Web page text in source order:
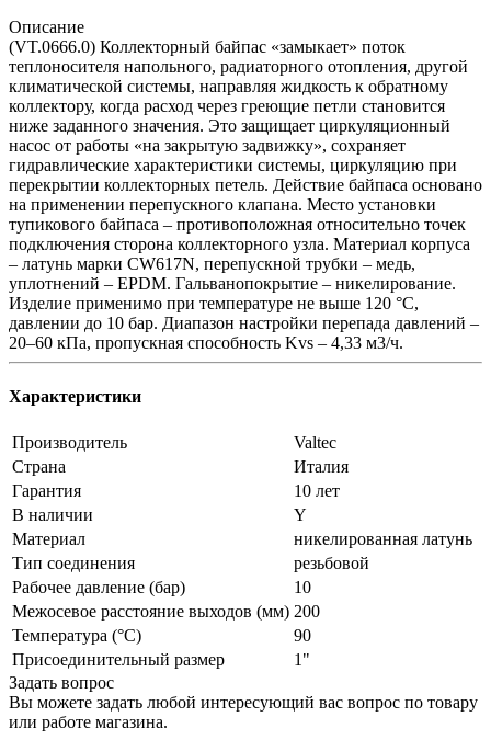
Описание
(VT.0666.0) Коллекторный байпас «замыкает» поток
теплоносителя напольного, радиаторного отопления, другой
климатической системы, направляя жидкость к обратному
коллектору, когда расход через греющие петли становится
ниже заданного значения. Это защищает циркуляционный
насос от работы «на закрытую задвижку», сохраняет
гидравлические характеристики системы, циркуляцию при
перекрытии коллекторных петель. Действие байпаса основано
на применении перепускного клапана. Место установки
тупикового байпаса – противоположная относительно точек
подключения сторона коллекторного узла. Материал корпуса
– латунь марки CW617N, перепускной трубки – медь,
уплотнений – EPDM. Гальванопокрытие – никелирование.
Изделие применимо при температуре не выше 120 °C,
давлении до 10 бар. Диапазон настройки перепада давлений –
20–60 кПа, пропускная способность Kvs – 4,33 м3/ч.
Характеристики
Производитель
Valtec
Страна
Италия
Гарантия
10 лет
В наличии
Y
Материал
никелированная латунь
Тип соединения
резьбовой
Рабочее давление (бар)
10
Межосевое расстояние выходов (мм) 200
Температура (°С)
90
Присоединительный размер
1"
Задать вопрос
Вы можете задать любой интересующий вас вопрос по товару
или работе магазина.